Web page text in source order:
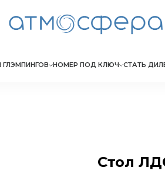
ГЛЭМПИНГОВ НОМЕР ПОД КЛЮЧ СТАТЬ
Стол